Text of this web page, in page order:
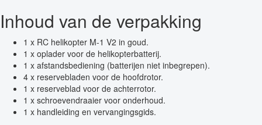
Inhoud van de verpakking
1 x RC helikopter M-1 V2 in goud.
1 x oplader voor de helikopterbatterij.
1 x afstandsbediening (batterijen niet inbegrepen).
4 x reservebladen voor de hoofdrotor.
1 x reserveblad voor de achterrotor.
1 x schroevendraaier voor onderhoud.
1 x handleiding en vervangingsgids.